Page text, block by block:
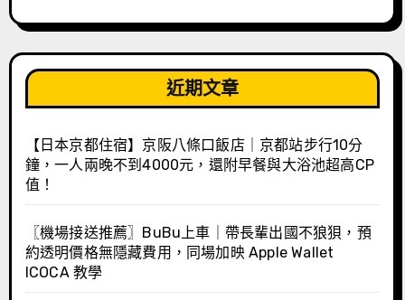
近期文章
【日本京都住宿】京阪八條口飯店｜京都站步行10分
鐘，一人兩晚不到4000元，還附早餐與大浴池超高CP
值！
〖機場接送推薦〗BuBu上車｜帶長輩出國不狼狽，預
約透明價格無隱藏費用，同場加映 Apple Wallet
ICOCA 教學